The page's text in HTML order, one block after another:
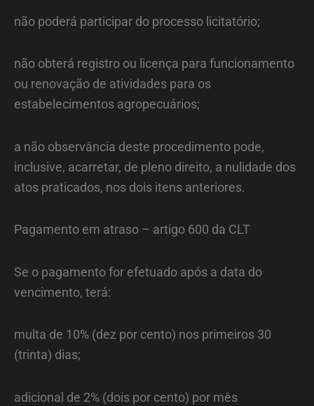
não poderá participar do processo licitatório;
não obterá registro ou licença para funcionamento
ou renovação de atividades para os
estabelecimentos agropecuários;
a não observância deste procedimento pode,
inclusive, acarretar, de pleno direito, a nulidade dos
atos praticados, nos dois itens anteriores.
Pagamento em atraso – artigo 600 da CLT
Se o pagamento for efetuado após a data do
vencimento, terá:
multa de 10% (dez por cento) nos primeiros 30
(trinta) dias;
adicional de 2% (dois por cento) por mês